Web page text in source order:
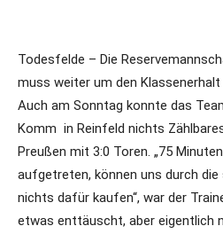
Todesfelde – Die
muss weiter um den Klassenerhalt
Auch am Sonntag konnte das
Komm in Reinfeld nichts
Preußen mit 3:0 Toren. „75
aufgetreten, können uns durch
nichts dafür kaufen“, war der
etwas enttäuscht, aber eigentlich